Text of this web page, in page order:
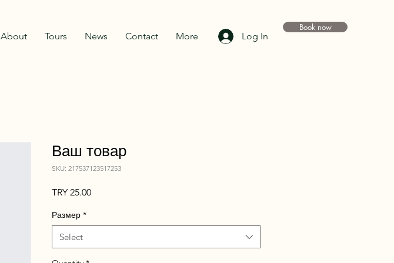
About Tours News Contact More Log In
Book now
Ваш товар
SKU: 217537123517253
TRY 25.00Price
Размер *
Select